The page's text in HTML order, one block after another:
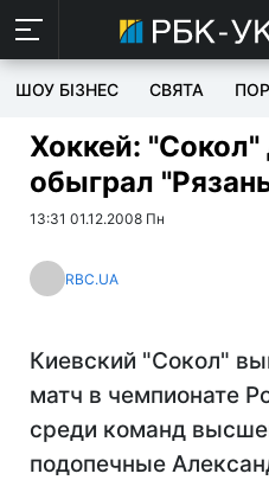
ШОУ БІЗНЕС СВЯТА
Хоккей:
обыграл
13:31 01.12.2008 Пн
RBC.UA
Киевский "Сокол"
матч в чемпионате
среди команд
подопечные